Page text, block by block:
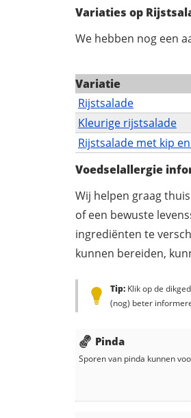
Variaties op
We hebben nog een
Variatie
Rijstsalade
Kleurige rijstsalade
Rijstsalade met kip
Voedselallergie
Wij helpen graag
of een bewuste
ingrediënten te
kunnen bereiden,
Tip: Klik op de
(nog) beter
Pinda
Sporen van pinda kunnen